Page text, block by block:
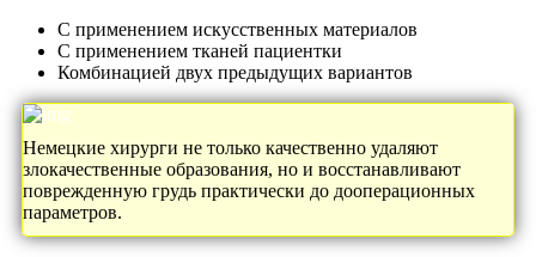
С применением искусственных материалов
С применением тканей пациентки
Комбинацией двух предыдущих вариантов
Немецкие хирурги не только качественно удаляют
злокачественные образования, но и восстанавливают
поврежденную грудь практически до дооперационных
параметров.